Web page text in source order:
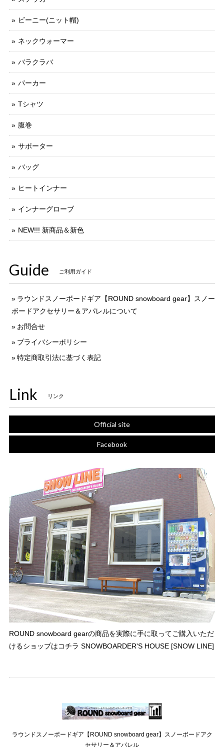
ビーニー(ニット帽)
ネックウォーマー
バラクラバ
パーカー
Tシャツ
腹巻
サポーター
バッグ
ヒートインナー
インナーグローブ
NEW!!! 新商品＆新色
Guide ご利用ガイド
ラウンドスノーボードギア【ROUND snowboard gear】スノー
ボードアクセサリー＆アパレルについて
お問合せ
プライバシーポリシー
特定商取引法に基づく表記
Link リンク
Official site
Facebook
ROUND snowboard gearの商品を実際に手に取ってご購入いただ
けるショップはコチラ SNOWBOARDER'S HOUSE [SNOW LINE]
ラウンドスノーボードギア【ROUND snowboard gear】スノーボードアク
セサリー＆アパレル